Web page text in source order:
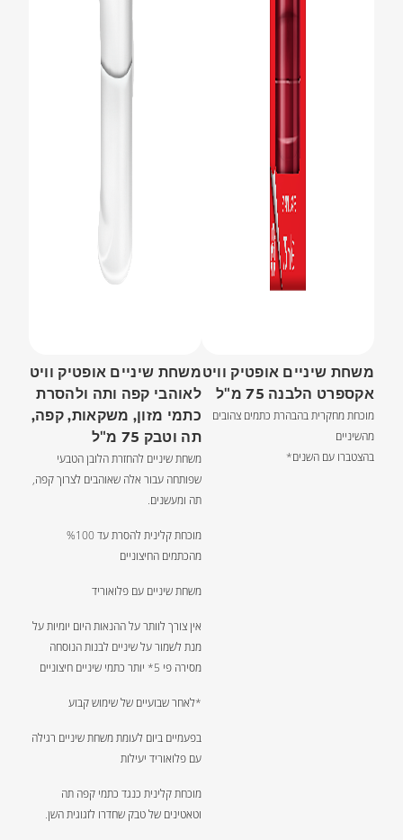
משחת שיניים אופטיק וויט
אקספרט הלבנה 75 מ"ל
מוכחת מחקרית בהבהרת כתמים צהובים
מהשיניים
בהצטברו עם השנים*
משחת שיניים אופטיק וויט
לאוהבי קפה ותה ולהסרת
כתמי מזון, משקאות, קפה,
תה וטבק 75 מ"ל
משחת שיניים להחזרת הלובן הטבעי
שפותחה עבור אלה שאוהבים לצרוך קפה,
תה ומעשנים.
מוכחת קלינית להסרת עד %100
מהכתמים החיצוניים
משחת שיניים עם פלואוריד
אין צורך לוותר על ההנאות היום יומיות על
מנת לשמור על שיניים לבנות הנוסחה
מסירה פי 5* יותר כתמי שיניים חיצוניים
*לאחר שבועיים של שימוש קבוע
בפעמיים ביום לעומת משחת שיניים רגילה
עם פלואוריד יעילות
מוכחת קלינית כנגד כתמי קפה תה
וטאטינים של טבק שחדרו לזגוגית השן.